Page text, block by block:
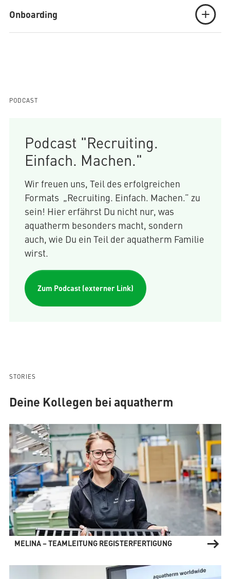
Onboarding
PODCAST
Podcast "Recruiting.
Einfach. Machen."
Wir freuen uns, Teil des erfolgreichen
Formats „Recruiting. Einfach. Machen.“ zu
sein! Hier erfährst Du nicht nur, was
aquatherm besonders macht, sondern
auch, wie Du ein Teil der aquatherm Familie
wirst.
Zum Podcast (externer Link)
STORIES
Deine Kollegen bei aquatherm
MELINA – TEAMLEITUNG REGISTERFERTIGUNG